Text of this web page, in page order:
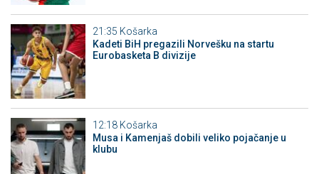
21:35 Košarka
Kadeti BiH pregazili Norvešku na startu
Eurobasketa B divizije
12:18 Košarka
Musa i Kamenjaš dobili veliko pojačanje u
klubu